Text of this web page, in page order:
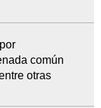
común
otras